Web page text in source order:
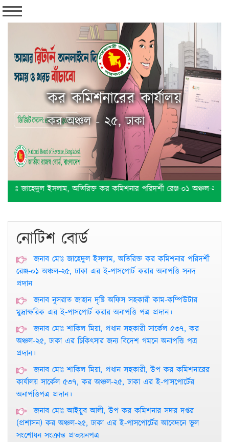
কর কমিশনারের কার্যালয়
কর অঞ্চল - ২৫, ঢাকা
জাহেদুল ইসলাম, অতিরিক্ত কর কমিশনার পরিদর্শী রেঞ্জ-০১ অঞ্চল-২৫, ঢাকা
নোটিশ বোর্ড
জনাব মোঃ জাহেদুল ইসলাম, অতিরিক্ত কর কমিশনার পরিদর্শী
রেঞ্জ-০১ অঞ্চল-২৫, ঢাকা এর ই-পাসপোর্ট করার অনাপত্তি সনদ
প্রদান
জনাব নুসরাত জাহান দৃষ্টি অফিস সহকারী কাম-কম্পিউটার
মুদ্রাক্ষরিক এর ই-পাসপোর্ট করার অনাপত্তি পত্র প্রদান।
জনাব মোঃ শাকিল মিয়া, প্রধান সহকারী সার্কেল ৫৩৭, কর
অঞ্চল-২৫, ঢাকা এর চিকিৎসার জন্য বিদেশ গমনে অনাপত্তি পত্র
প্রদান।
জনাব মোঃ শাকিল মিয়া, প্রধান সহকারী, উপ কর কমিশনারের
কার্যালয় সার্কেল ৫৩৭, কর অঞ্চল-২৫, ঢাকা এর ই-পাসপোর্টের
অনাপত্তিপত্র প্রদান।
জনাব মোঃ আইয়ুব আলী, উপ কর কমিশনার সদর দপ্তর
(প্রশাসন) কর অঞ্চল-২৫, ঢাকা এর ই-পাসপোর্টের আবেদনে ভূল
সংশোধন সংক্রান্ত প্রত্যয়নপত্র